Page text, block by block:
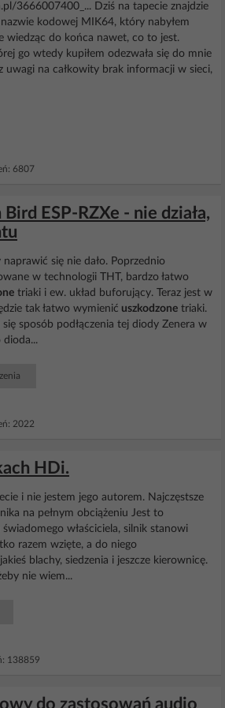
3666007400_... Dziś na tapecie znajdzie
kodowej MIK64, który nabyłem
wiedząc do końca nawet, co to jest.
go wtedy kupiłem odezwała się do mnie
uwagi na całkowity brak informacji w sieci,
6807
ESP-RZXe - nie działa,
się nie dało. Poprzednio
w technologii THT, bardzo łatwo
triaki i ew. układ buforujący. Teraz jest w
tak łatwo wymienić uszkodzone triaki.
sposób podłączenia tej diody Zenera w
dioda...
2022
HDi.
i nie jestem jego autorem. Najczęstsze
na pełnym obciążeniu Jest to
właściciela, silnik stanowi
razem wzięte, a do niego
blachy, siedzenia i jeszcze kierownicę.
nie wiem...
138859
do zastosowań audio